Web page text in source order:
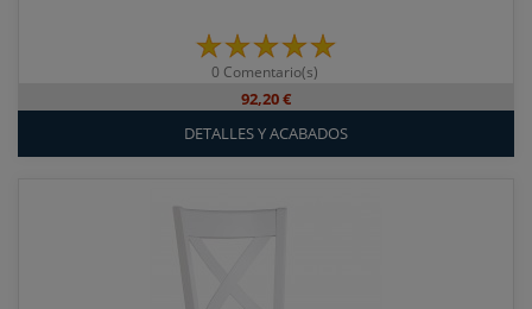
0 Comentario(s)
92,20 €
DETALLES Y ACABADOS